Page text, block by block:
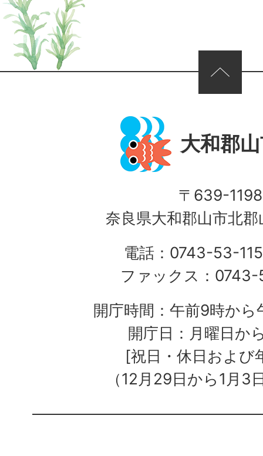
ページの先頭へ
大和郡
〒639-1198
奈良県大和郡山市北
電話：0743-53-
ファックス：
開庁時間：午前9時か
開庁日：月曜日か
[祝日・休日および
（12月29日から1月3